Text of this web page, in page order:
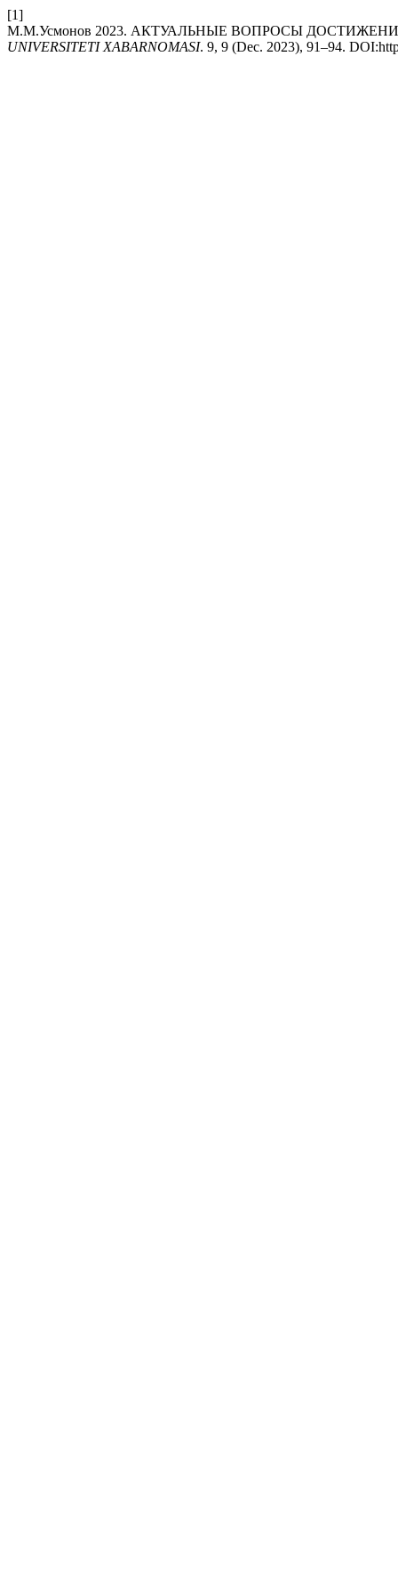
[1]
M.M.Усмонов 2023. АКТУАЛЬНЫЕ ВОПРОСЫ
UNIVERSITETI XABARNOMASI. 9, 9 (Dec. 2023), 91–94.